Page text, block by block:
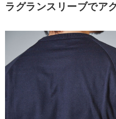
ラグランスリーブでア